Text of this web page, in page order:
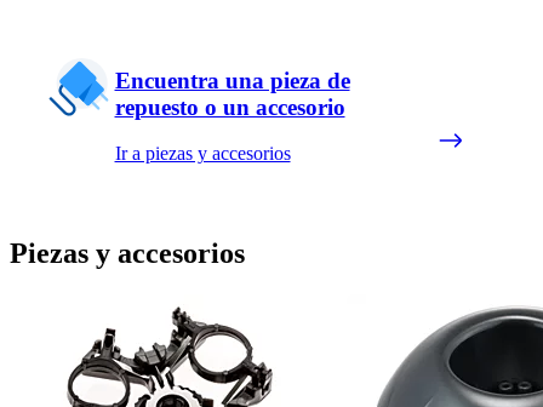
Encuentra una pieza de
repuesto o un accesorio
Ir a piezas y accesorios
Piezas y accesorios